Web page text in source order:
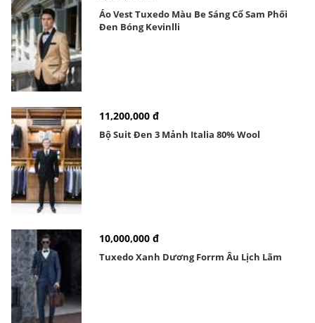
Áo Vest Tuxedo Màu Be Sáng Cổ Sam Phối
Đen Bóng Kevinlli
11,200,000 đ
Bộ Suit Đen 3 Mảnh Italia 80% Wool
10,000,000 đ
Tuxedo Xanh Dương Forrm Âu Lịch Lãm